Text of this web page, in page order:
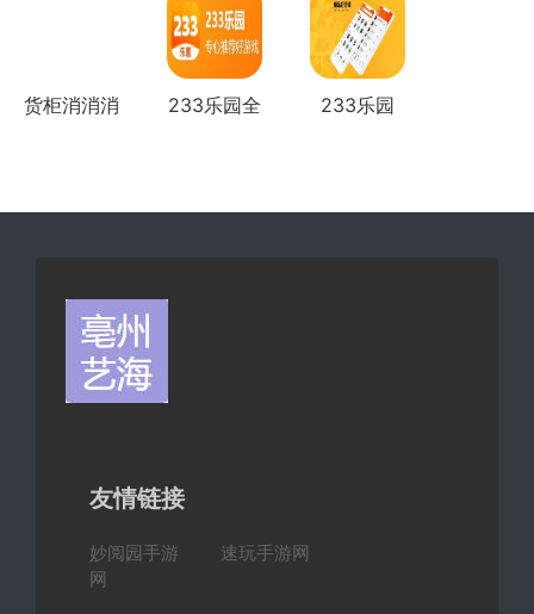
货柜消消消
233乐园全
233乐园
友情链接
妙阅园手游
网
速玩手游网